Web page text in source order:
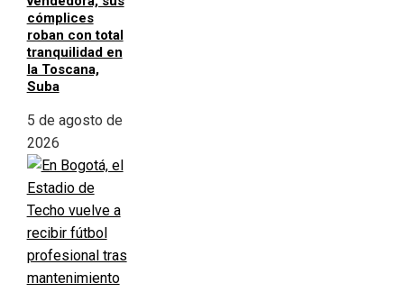
cómplices
roban con total
tranquilidad en
la Toscana,
Suba
5 de agosto de
2026